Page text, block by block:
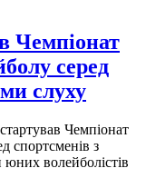
Чемпіонат
серед
слуху
Чемпіонат
спортсменів з
волейболістів